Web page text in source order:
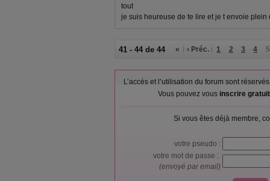
tout
je suis heureuse de te lire et je t envoie plein
41 - 44 de 44 « ‹ Préc. 1 2 3 4 5
L’accès et l’utilisation du forum sont
Vous pouvez vous inscrire
Si vous êtes déjà membre,
votre pseudo :
votre mot de passe :
(envoyé par email)